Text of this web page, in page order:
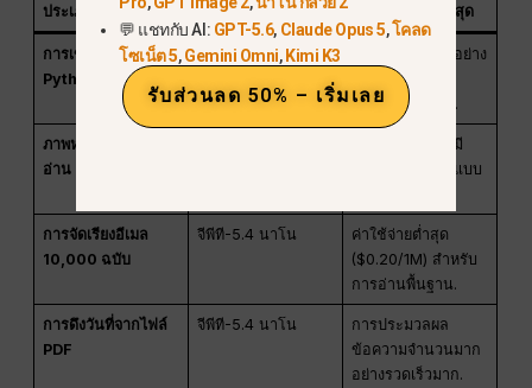
ประเภทของงาน รุ่นที่แนะนำ ทำไมจึงได้ผลดีที่สุด
การเขียนโค้ด
Python
จีพีที-5.4 มินิ
การคิดวิเคราะห์อย่าง
มีเหตุผลสูงและ
ผลลัพธ์ที่รวดเร็ว.
ภาพหน้าจอแอปการ
อ่าน
การเข้าใจภาพที่มี
ความละเอียดสูงแบบ
การจัดเรียงอีเมล
10,000 ฉบับ
จีพีที-5.4 นาโน
ค่าใช้จ่ายต่ำสุด
($0.20/1M) สำหรับ
การอ่านพื้นฐาน.
การดึงวันที่จากไฟล์
PDF
จีพีที-5.4 นาโน
การประมวลผล
ข้อความจำนวนมาก
อย่างรวดเร็วมาก.
💬 แชทกับ AI: GPT-5.6, Claude Opus 5,โคลด
โซเน็ต 5,Gemini Omni,Kimi K3
รับส่วนลด 50% – เริ่มเลย